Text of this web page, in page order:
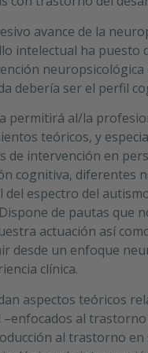
avance de la
intelectual ha puesto
debería ser el perfil
permitirá al/la
teóricos, y
de intervención en
cognitiva, diferentes
del espectro del
de pautas que
actuación así
desde un enfoque
clínica.
aspectos teóricos
–enfocados al
al trastorno en